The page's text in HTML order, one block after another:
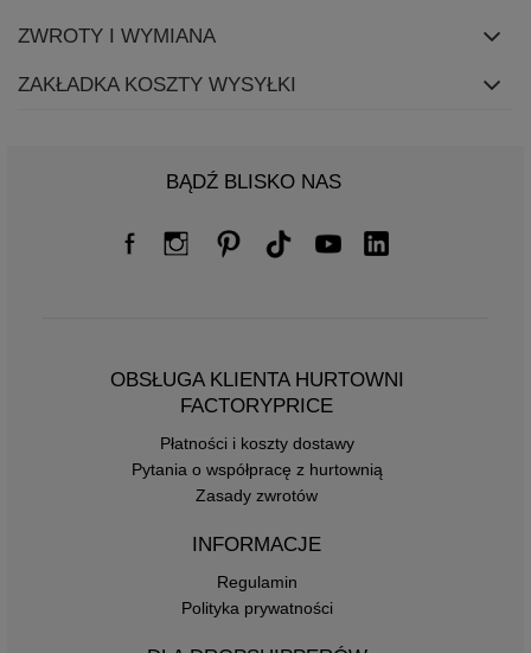
ZWROTY I WYMIANA
ZAKŁADKA KOSZTY WYSYŁKI
BĄDŹ BLISKO NAS
OBSŁUGA KLIENTA HURTOWNI
FACTORYPRICE
Płatności i koszty dostawy
Pytania o współpracę z hurtownią
Zasady zwrotów
INFORMACJE
Regulamin
Polityka prywatności